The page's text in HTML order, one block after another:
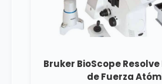
Bruker BioScope
de Fuerza